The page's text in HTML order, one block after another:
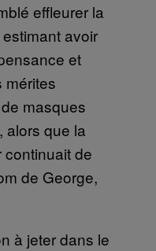
effleurer la
avoir
et
mérites
masques
alors que la
de
de George,
à jeter dans le